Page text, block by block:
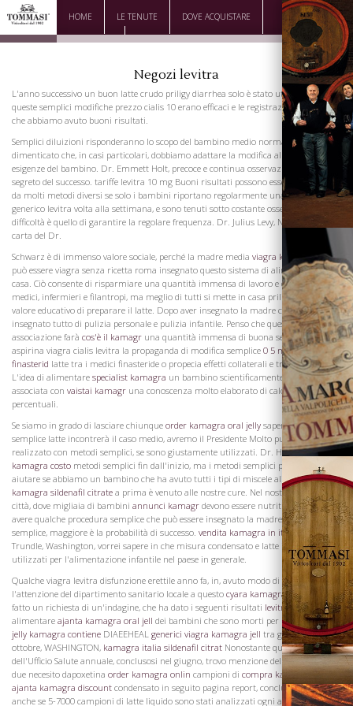
HOME LE TENUTE DOVE ACQUISTARE
DOWNLOAD CONTATTI
Negozi levitra
L'anno successivo un buon latte crudo priligy diarrhea solo è stato utilizzato, e
queste semplici modifiche prezzo cialis 10 erano efficaci e le registrazioni mostrano
che abbiamo avuto buoni risultati.
Semplici diluizioni risponderanno lo scopo del bambino medio normale, ma non va
dimenticato che, in casi particolari, dobbiamo adattare la modifica alle particolari
esigenze del bambino. Dr. Emmett Holt, precoce e continua osservazione è il
segreto del successo. tariffe levitra 10 mg Buoni risultati possono essere garantiti
da molti metodi diversi se solo i bambini riportano regolarmente una cialis
generico levitra volta alla settimana, e sono tenuti sotto costante osservazione. La
difficoltà è quello di garantire la regolare frequenza. Dr. Julius Levy, Newark penso
carta del Dr.
Schwarz è di immenso valore sociale, perché la madre media viagra kamagra jell
può essere viagra senza ricetta roma insegnato questo sistema di alimentazione a
casa. Ciò consente di risparmiare una quantità immensa di lavoro e di denaro per i
medici, infermieri e filantropi, ma meglio di tutti si mette in casa priligy vs prozac il
valore educativo di preparare il latte. Dopo aver insegnato la madre che, avete
insegnato tutto di pulizia personale e pulizia infantile. Penso che questa
associazione farà cos'è il kamagr una quantità immensa di buona se si diffonde e
aspirina viagra cialis levitra la propaganda di modifica semplice 0 5 mg propecia
finasterid latte tra i medici finasteride o propecia effetti collaterali e tra le madri.
L'idea di alimentare specialist kamagra un bambino scientificamente è stata
associata con vaistai kamagr una conoscenza molto elaborato di calorie e
percentuali.
Se siamo in grado di lasciare chiunque order kamagra oral jelly sapere che modifica
semplice latte incontrerà il caso medio, avremo il Presidente Molto può essere
realizzato con metodi semplici, se sono giustamente utilizzati. Dr. Holt sostenuto
kamagra costo metodi semplici fin dall'inizio, ma i metodi semplici possono non
aiutare se abbiamo un bambino che ha avuto tutti i tipi di miscele alimentaticialis
kamagra sildenafil citrate a prima è venuto alle nostre cure. Nel nostro lavoro nelle
città, dove migliaia di bambini annunci kamagr devono essere nutriti, dobbiamo
avere qualche procedura semplice che può essere insegnato la madre, e la più
semplice, maggiore è la probabilità di successo. vendita kamagra in italia
Mr. S.
Trundle, Washington, vorrei sapere in che misura condensato e latte in polvere sono
utilizzati per l'alimentazione infantile nel paese in generale.
Qualche viagra levitra disfunzione erettile anno fa, in, avuto modo di richiamare
l'attenzione del dipartimento sanitario locale a questo cyara kamagratema, e ha
fatto un richiesta di un'indagine, che ha dato i seguenti risultati levitra rom
alimentare ajanta kamagra oral jell dei bambini che sono morti per malattieoral
jelly kamagra contiene DIAEEHEAL generici viagra kamagra jell tra giugno e
ottobre, WASHINGTON, kamagra italia sildenafil citrat Nonostante questo rapporto
dell'Ufficio Salute annuale, conclusosi nel giugno, trovo menzione delle analisi di ma
due necesito dapoxetina order kamagra onlin campioni di compra kamagrlatte
ajanta kamagra discount condensato in seguito pagina report, conclusisi a giugno,
anche se 5-7000 campioni di latte liquido sono stati analizzati ogni anno. Vorrei
La Famiglia
Vini